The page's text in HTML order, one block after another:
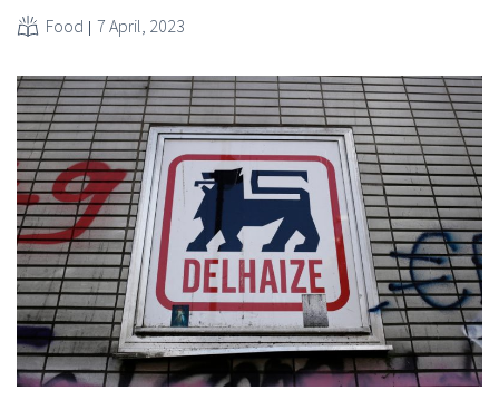
Food 7 April, 2023